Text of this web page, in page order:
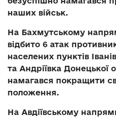
наших військ.
На Бахмутському
відбито 6 атак
населених пунктів
та Андріївка Донецької
намагався покращити
положення.
На Авдіївському